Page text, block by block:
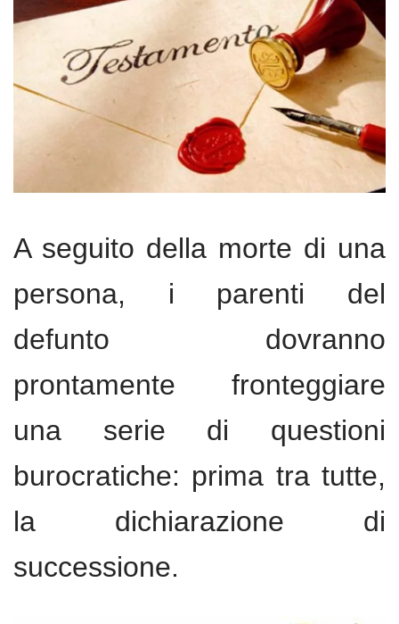
A seguito della morte di una
persona, i parenti del
defunto dovranno
prontamente fronteggiare
una serie di questioni
burocratiche: prima tra tutte,
la dichiarazione di
successione.